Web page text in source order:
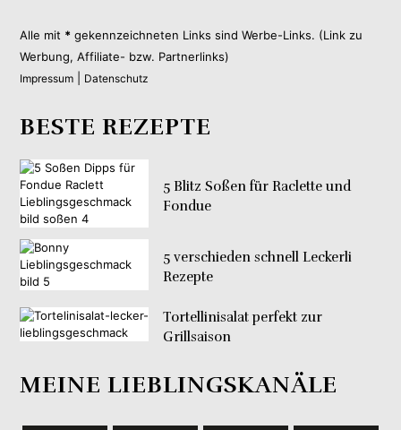
Alle mit * gekennzeichneten Links sind Werbe-Links. (Link zu
Werbung, Affiliate- bzw. Partnerlinks)
Impressum Datenschutz
BESTE REZEPTE
5 Blitz Soßen für Raclette und
Fondue
5 verschieden schnell Leckerli
Rezepte
Tortellinisalat perfekt zur
Grillsaison
MEINE LIEBLINGSKANÄLE